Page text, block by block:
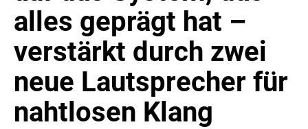
AWOL VISION
BESTATTUNG HIMMELBLAU
CARRERA
EORA
OPTIMUM NUTRITION
PROF. GEORGE BIRKMAYER NADH
alles geprägt hat –
verstärkt durch zwei
neue Lautsprecher für
nahtlosen Klang